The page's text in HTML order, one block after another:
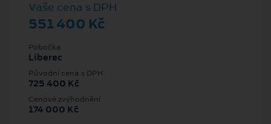
Vaše cena s DPH
551 400 Kč
Pobočka
Liberec
Původní cena s DPH
725 400 Kč
Cenové zvýhodnění
174 000 Kč